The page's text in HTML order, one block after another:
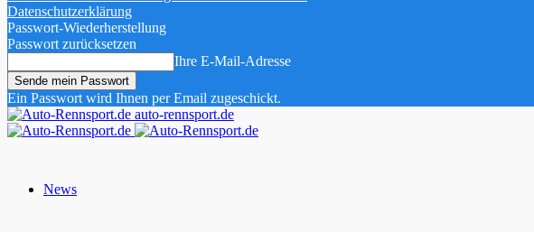
Datenschutzerklärung
Passwort-Wiederherstellung
Passwort zurücksetzen
Ihre E-Mail-Adresse
Ein Passwort wird Ihnen per Email zugeschickt.
auto-rennsport.de
News